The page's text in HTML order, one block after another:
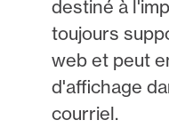
destiné à
toujours
web et peut
d'affichage
courriel.